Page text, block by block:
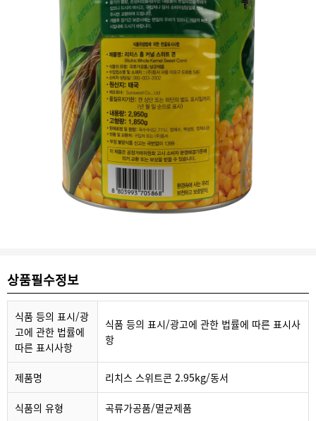
상품필수정보
식품 등의 표시/광
고에 관한 법률에
따른 표시사항
식품 등의 표시/광고에 관한 법률에 따른 표시사
항
제품명 리치스 스위트콘 2.95kg/동서
식품의 유형 곡류가공품/멸균제품